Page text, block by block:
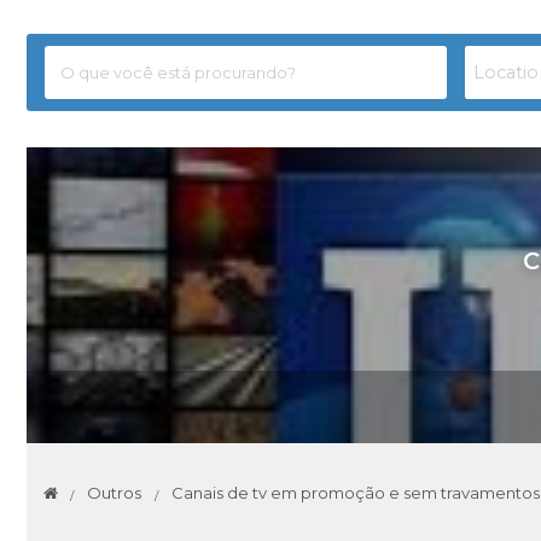
Outros Canais de tv em promoção e sem travamentos